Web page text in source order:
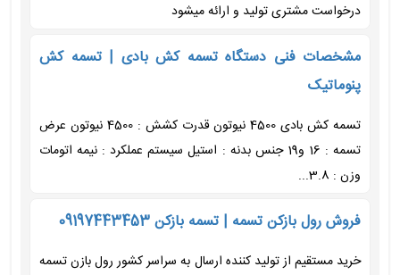
درخواست مشتری تولید و ارائه میشود
مشخصات فنی دستگاه تسمه کش بادی | تسمه کش
پنوماتیک
تسمه کش بادی 4500 نیوتون قدرت کشش : 4500 نیوتون عرض
تسمه : 16 و19 جنس بدنه : استیل سیستم عملکرد : نیمه اتومات
وزن : 3.8...
فروش رول بازکن تسمه | تسمه بازکن 09197443453
خرید مستقیم از تولید کننده ارسال به سراسر کشور رول بازن تسمه